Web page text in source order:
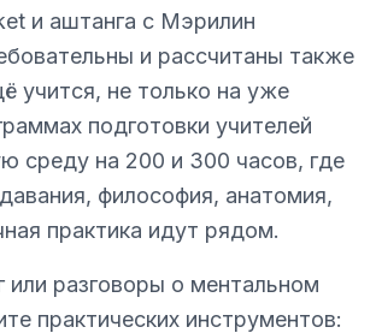
и аштанга с Мэрилин
и рассчитаны также
учится, не только на уже
подготовки учителей
среду на 200 и 300 часов, где
философия, анатомия,
практика идут рядом.
или разговоры о ментальном
практических инструментов: